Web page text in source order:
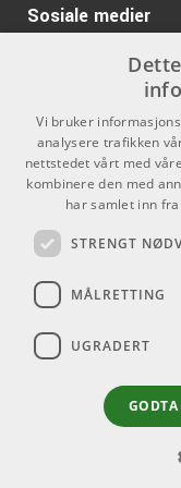
Cortex Mini
Neutrik
Tama
Watch
Sosiale medier
Vi bruker
analysere trafikken
nettstedet vårt med
kombinere den med
har samlet inn
STRENGT
MÅLRETTING
UGRADERT
GODTA